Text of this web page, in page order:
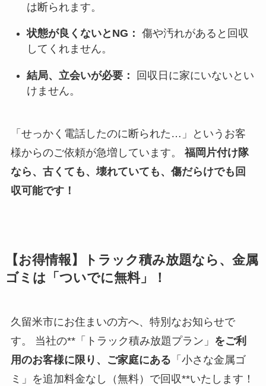
は断られます。
状態が良くないとNG： 傷や汚れがあると回収
してくれません。
結局、立会いが必要：
回収日に家にいないとい
けません。
「せっかく電話したのに断られた…」というお客
様からのご依頼が急増しています。 福岡片付け隊
なら、古くても、壊れていても、傷だらけでも回
収可能です！
【お得情報】トラック積み放題なら、金属
ゴミは「ついでに無料」！
久留米市にお住まいの方へ、特別なお知らせで
す。 当社の**「トラック積み放題プラン」 をご利
用のお客様に限り、ご家庭にある 「小さな金属ゴ
ミ」を追加料金なし（無料）で回収**いたします！